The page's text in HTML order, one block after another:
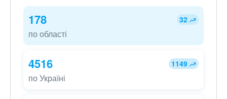
178 32
по області
4516 1149
по Україні